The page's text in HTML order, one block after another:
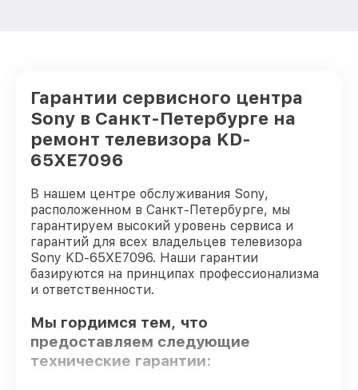
Гарантии сервисного центра
Sony в Санкт-Петербурге на
ремонт телевизора KD-
65XE7096
В нашем центре обслуживания Sony,
расположенном в Санкт-Петербурге, мы
гарантируем высокий уровень сервиса и
гарантий для всех владельцев телевизора
Sony KD-65XE7096. Наши гарантии
базируются на принципах профессионализма
и ответственности.
Мы гордимся тем, что
предоставляем следующие
технические гарантии: